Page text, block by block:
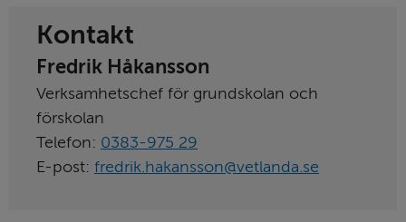
Kontakt
Fredrik Håkansson
Verksamhetschef för grundskolan och
förskolan
Telefon: 0383-975 29
E-post: fredrik.hakansson@vetlanda.se